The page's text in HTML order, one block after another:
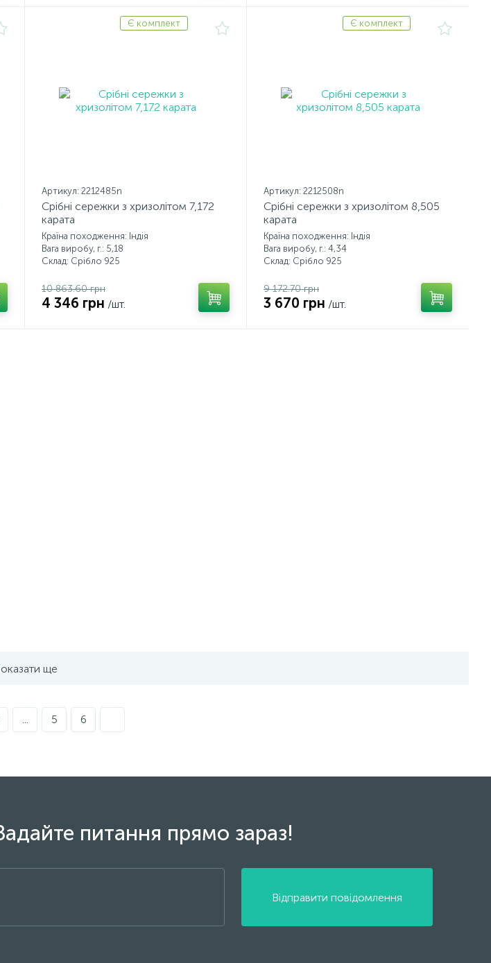
Є комплект
Артикул: 2212485n
Срібні сережки з хризолітом 7,172
карата
Країна походження: Індія
Вага виробу, г.: 5,18
Склад: Срібло 925
10 863.60 грн
4 346 грн /шт.
Є комплект
Артикул: 2212508n
Срібні сережки з хризолітом 8,505
карата
Країна походження: Індія
Вага виробу, г.: 4,34
Склад: Срібло 925
9 172.70 грн
3 670 грн /шт.
ще
... 5 6
питання прямо зараз!
Відправити повідомлення